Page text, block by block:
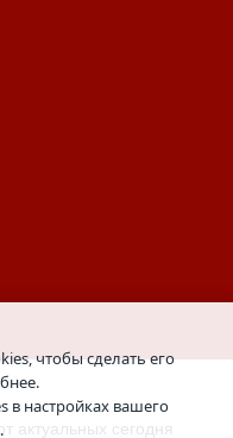
актуальных сегодня
чтобы сделать его
в настройках вашего